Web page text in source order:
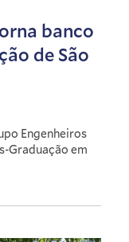
banco
de São
Engenheiros
Graduação em